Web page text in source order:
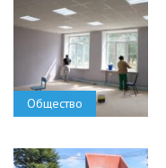
Общество